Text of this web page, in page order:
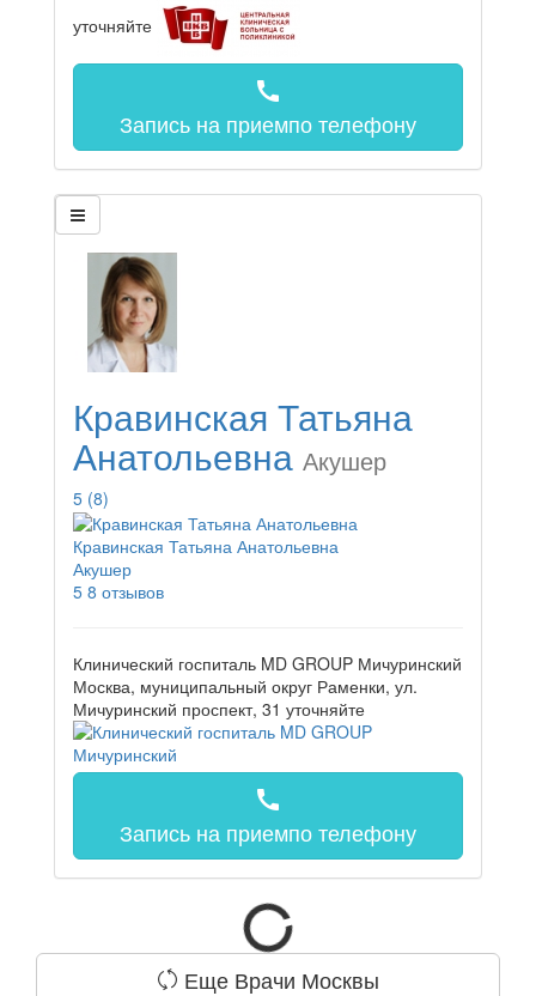
уточняйте
call
Запись на приемпо телефону
Кравинская Татьяна
Анатольевна Акушер
5 (8)
Кравинская Татьяна Анатольевна
Акушер
5 8 отзывов
Клинический госпиталь MD GROUP Мичуринский
Москва, муниципальный округ Раменки, ул.
Мичуринский проспект, 31 уточняйте
call
Запись на приемпо телефону
Еще Врачи Москвы